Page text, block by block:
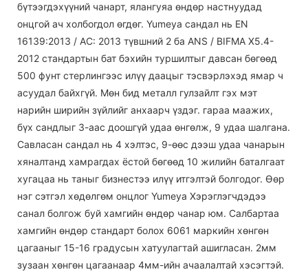
бүтээгдэхүүний чанарт, ялангуяа өндөр настнуудад
онцгой ач холбогдол өгдөг. Yumeya сандал нь EN
16139:2013 / AC: 2013 түвшний 2 ба ANS / BIFMA X5.4-
2012 стандартын бат бэхийн туршилтыг давсан бөгөөд
500 фунт стерлингээс илүү даацыг тэсвэрлэхэд ямар ч
асуудал байхгүй. Мөн бид металл гулзайлт гэх мэт
нарийн ширийн зүйлийг анхаарч үздэг. гараа маажих,
бүх сандлыг 3-аас доошгүй удаа өнгөлж, 9 удаа шалгана.
Савласан сандал нь 4 хэлтэс, 9-өөс дээш удаа чанарын
хяналтанд хамрагдах ёстой бөгөөд 10 жилийн баталгаат
хугацаа нь таныг бизнестээ илүү итгэлтэй болгодог. Өөр
нэг сэтгэл хөдөлгөм онцлог Yumeya Хэрэглэгчдэдээ
санал болгож буй хамгийн өндөр чанар юм. Салбартаа
хамгийн өндөр стандарт болох 6061 маркийн хөнгөн
цагааныг 15-16 градусын хатуулагтай ашигласан. 2мм
зузаан хөнгөн цагаанаар 4мм-ийн ачаалалтай хэсэгтэй.